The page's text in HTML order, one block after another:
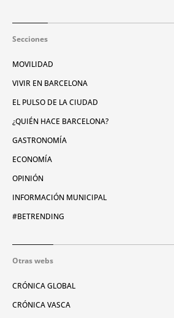
Secciones
MOVILIDAD
VIVIR EN BARCELONA
EL PULSO DE LA CIUDAD
¿QUIÉN HACE BARCELONA?
GASTRONOMÍA
ECONOMÍA
OPINIÓN
INFORMACIÓN MUNICIPAL
#BETRENDING
Otras webs
CRÓNICA GLOBAL
CRÓNICA VASCA